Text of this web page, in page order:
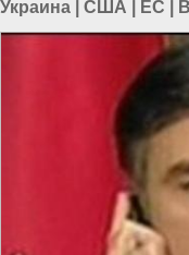
Украина
США ЕС